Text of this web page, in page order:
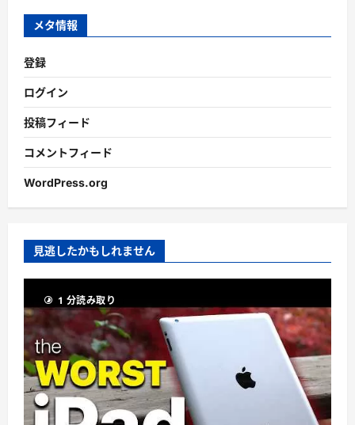
ブ
メタ情報
登録
ログイン
投稿フィード
コメントフィード
WordPress.org
見逃したかもしれません
1 分読み取り